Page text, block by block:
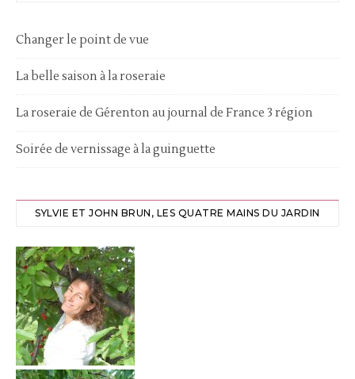
Changer le point de vue
La belle saison à la roseraie
La roseraie de Gérenton au journal de France 3 région
Soirée de vernissage à la guinguette
SYLVIE ET JOHN BRUN, LES QUATRE MAINS DU JARDIN